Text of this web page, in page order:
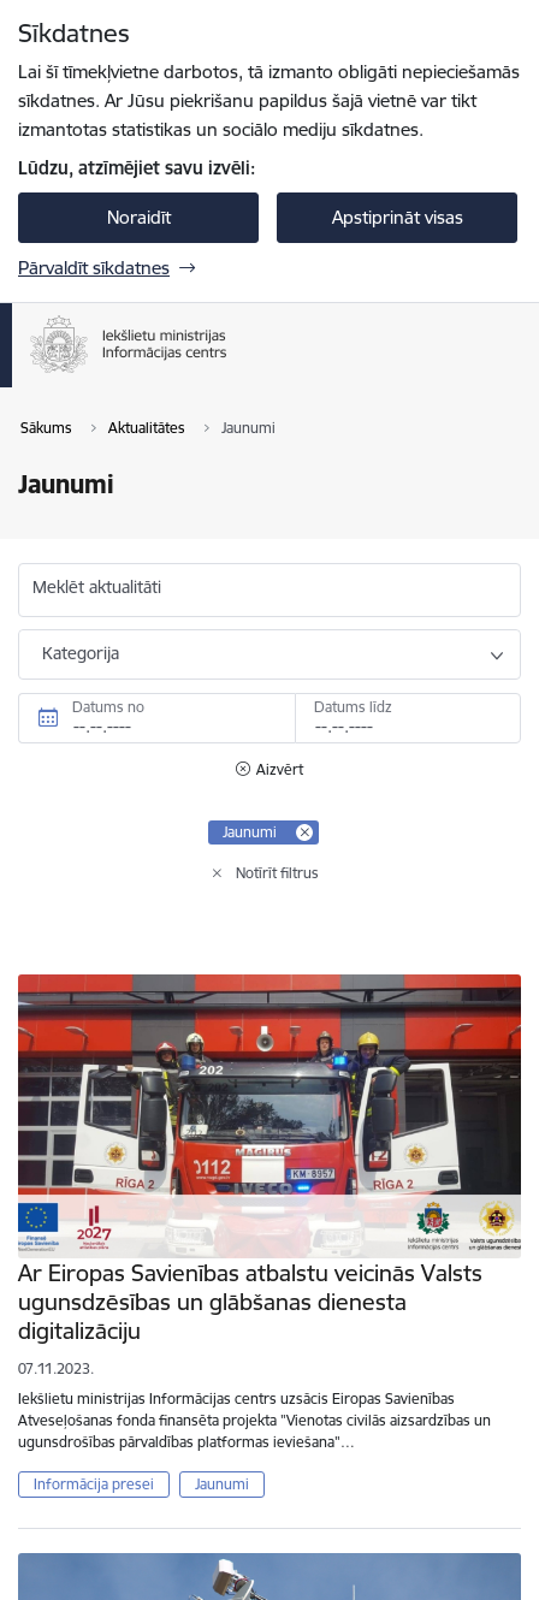
Sīkdatnes
Lai šī tīmekļvietne darbotos, tā izmanto obligāti nepieciešamās
sīkdatnes. Ar Jūsu piekrišanu papildus šajā vietnē var tikt
izmantotas statistikas un sociālo mediju sīkdatnes.
Lūdzu, atzīmējiet savu izvēli:
Noraidīt Apstiprināt visas
Pārvaldīt sīkdatnes
Sākums Aktualitātes Jaunumi
Jaunumi
Meklēt aktualitāti
Kategorija
Datums no Datums līdz
Aizvērt
Jaunumi
Notīrīt filtrus
Ar Eiropas Savienības atbalstu veicinās Valsts
ugunsdzēsības un glābšanas dienesta
digitalizāciju
07.11.2023.
Iekšlietu ministrijas Informācijas centrs uzsācis Eiropas Savienības
Atveseļošanas fonda finansēta projekta "Vienotas civilās aizsardzības un
ugunsdrošības pārvaldības platformas ieviešana"…
Informācija presei Jaunumi